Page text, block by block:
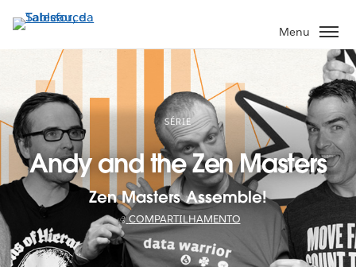
Pular
para
conteúdo
principal
Menu
SÉRIE
Andy and the Zen Masters
Zen Masters Assemble!
COMPARTILHAMENTO